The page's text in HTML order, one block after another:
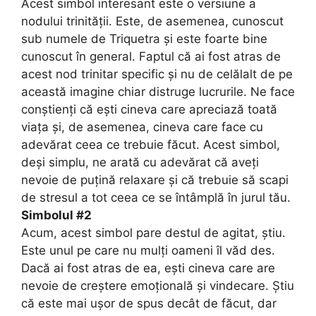
Acest simbol interesant este o versiune a
nodului trinității. Este, de asemenea, cunoscut
sub numele de Triquetra și este foarte bine
cunoscut în general. Faptul că ai fost atras de
acest nod trinitar specific și nu de celălalt de pe
această imagine chiar distruge lucrurile. Ne face
conștienți că ești cineva care apreciază toată
viața și, de asemenea, cineva care face cu
adevărat ceea ce trebuie făcut. Acest simbol,
deși simplu, ne arată cu adevărat că aveți
nevoie de puțină relaxare și că trebuie să scapi
de stresul a tot ceea ce se întâmplă în jurul tău.
Simbolul #2
Acum, acest simbol pare destul de agitat, știu.
Este unul pe care nu mulți oameni îl văd des.
Dacă ai fost atras de ea, ești cineva care are
nevoie de creștere emoțională și vindecare. Știu
că este mai ușor de spus decât de făcut, dar